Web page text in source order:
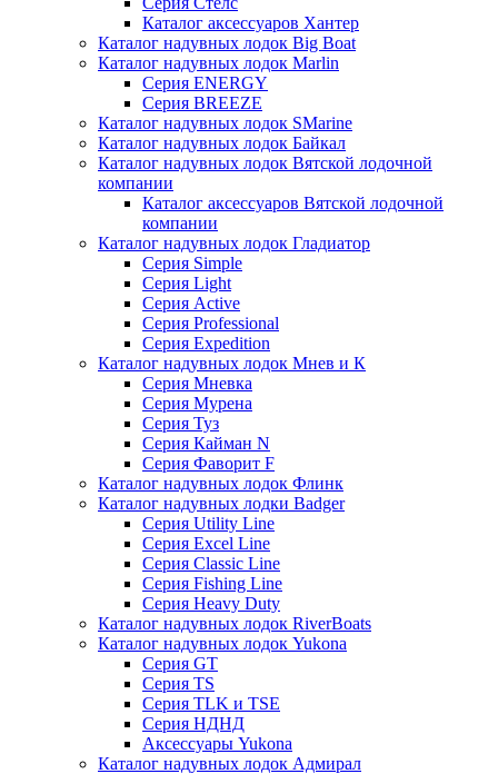
Каталог аксессуаров Хантер
Каталог надувных лодок Big Boat
Каталог надувных лодок Marlin
Серия ENERGY
Серия BREEZE
Каталог надувных лодок SMarine
Каталог надувных лодок Байкал
Каталог надувных лодок Вятской лодочной
компании
Каталог аксессуаров Вятской лодочной
компании
Каталог надувных лодок Гладиатор
Серия Simple
Серия Light
Серия Active
Серия Professional
Серия Expedition
Каталог надувных лодок Мнев и К
Серия Мневка
Серия Мурена
Серия Туз
Серия Кайман N
Серия Фаворит F
Каталог надувных лодок Флинк
Каталог надувных лодки Badger
Серия Utility Line
Серия Excel Line
Серия Classic Line
Серия Fishing Line
Серия Heavy Duty
Каталог надувных лодок RiverBoats
Каталог надувных лодок Yukona
Серия GT
Серия TS
Серия TLK и TSE
Серия НДНД
Аксессуары Yukona
Каталог надувных лодок Адмирал